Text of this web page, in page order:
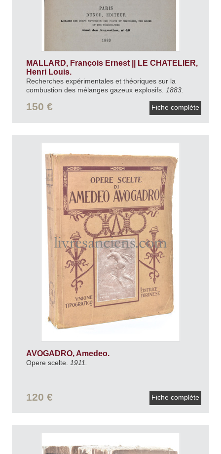
MALLARD, François Ernest || LE CHATELIER,
Henri Louis.
Recherches expérimentales et théoriques sur la
combustion des mélanges gazeux explosifs. 1883.
150 € Fiche complète
AVOGADRO, Amedeo.
Opere scelte. 1911.
120 € Fiche complète